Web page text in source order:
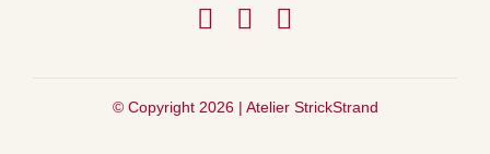
© Copyright 2026 | Atelier StrickStrand